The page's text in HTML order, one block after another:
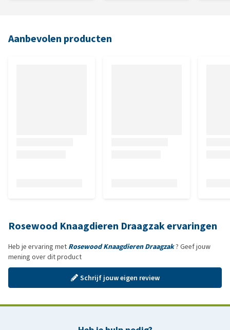
Aanbevolen producten
Rosewood Knaagdieren Draagzak ervaringen
Heb je ervaring met Rosewood Knaagdieren Draagzak? Geef jouw
mening over dit product
Schrijf jouw eigen review